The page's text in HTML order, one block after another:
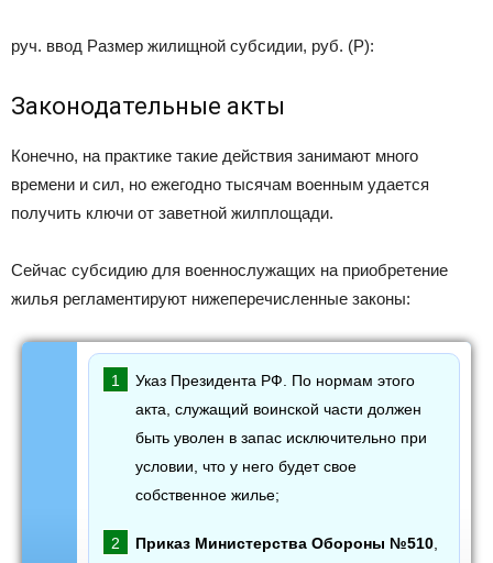
руч. ввод Размер жилищной субсидии, руб. (P):
Законодательные акты
Конечно, на практике такие действия занимают много
времени и сил, но ежегодно тысячам военным удается
получить ключи от заветной жилплощади.
Сейчас субсидию для военнослужащих на приобретение
жилья регламентируют нижеперечисленные законы:
Указ Президента РФ. По нормам этого
акта, служащий воинской части должен
быть уволен в запас исключительно при
условии, что у него будет свое
собственное жилье;
Приказ Министерства Обороны №510,